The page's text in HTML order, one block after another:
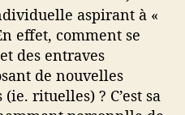
aspirant à «
effet, comment se
des entraves
de nouvelles
rituelles) ? C’est sa